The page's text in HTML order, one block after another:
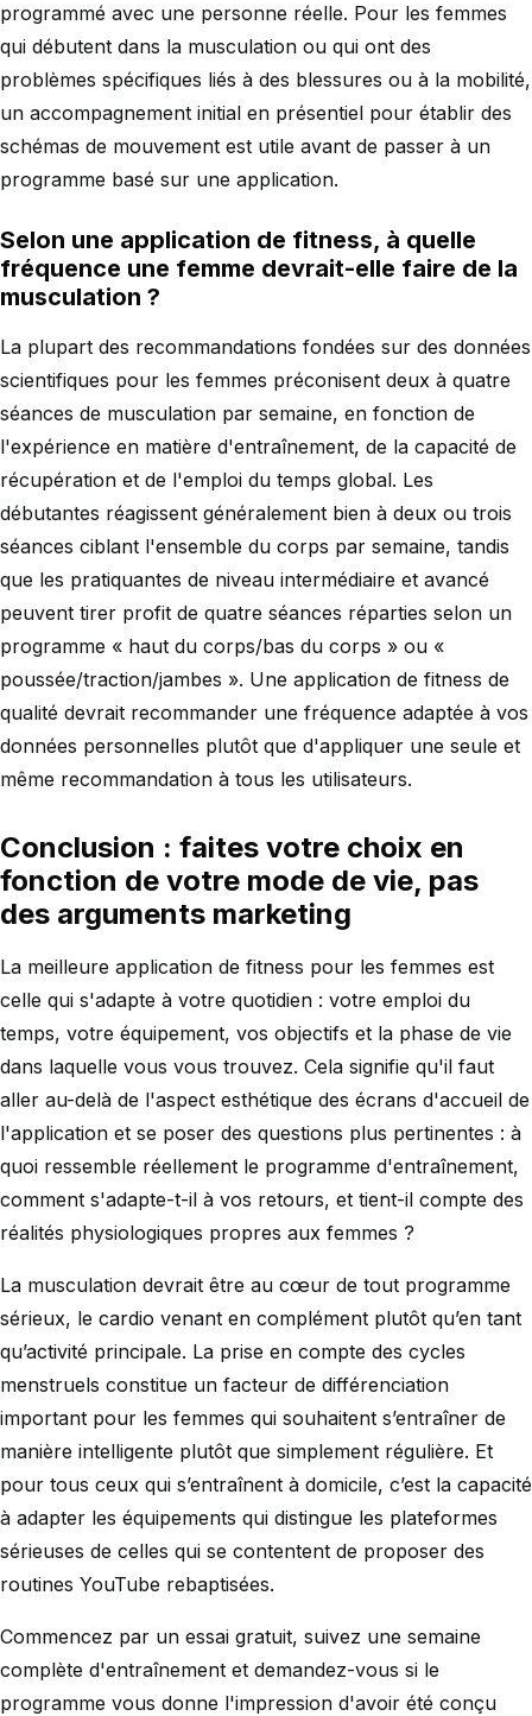
programmé avec une personne réelle. Pour les femmes
qui débutent dans la musculation ou qui ont des
problèmes spécifiques liés à des blessures ou à la mobilité,
un accompagnement initial en présentiel pour établir des
schémas de mouvement est utile avant de passer à un
programme basé sur une application.
Selon une application de fitness, à quelle
fréquence une femme devrait-elle faire de la
musculation ?
La plupart des recommandations fondées sur des données
scientifiques pour les femmes préconisent deux à quatre
séances de musculation par semaine, en fonction de
l'expérience en matière d'entraînement, de la capacité de
récupération et de l'emploi du temps global. Les
débutantes réagissent généralement bien à deux ou trois
séances ciblant l'ensemble du corps par semaine, tandis
que les pratiquantes de niveau intermédiaire et avancé
peuvent tirer profit de quatre séances réparties selon un
programme « haut du corps/bas du corps » ou «
poussée/traction/jambes ». Une application de fitness de
qualité devrait recommander une fréquence adaptée à vos
données personnelles plutôt que d'appliquer une seule et
même recommandation à tous les utilisateurs.
Conclusion : faites votre choix en
fonction de votre mode de vie, pas
des arguments marketing
La meilleure application de fitness pour les femmes est
celle qui s'adapte à votre quotidien : votre emploi du
temps, votre équipement, vos objectifs et la phase de vie
dans laquelle vous vous trouvez. Cela signifie qu'il faut
aller au-delà de l'aspect esthétique des écrans d'accueil de
l'application et se poser des questions plus pertinentes : à
quoi ressemble réellement le programme d'entraînement,
comment s'adapte-t-il à vos retours, et tient-il compte des
réalités physiologiques propres aux femmes ?
La musculation devrait être au cœur de tout programme
sérieux, le cardio venant en complément plutôt qu’en tant
qu’activité principale. La prise en compte des cycles
menstruels constitue un facteur de différenciation
important pour les femmes qui souhaitent s’entraîner de
manière intelligente plutôt que simplement régulière. Et
pour tous ceux qui s’entraînent à domicile, c’est la capacité
à adapter les équipements qui distingue les plateformes
sérieuses de celles qui se contentent de proposer des
routines YouTube rebaptisées.
Commencez par un essai gratuit, suivez une semaine
complète d'entraînement et demandez-vous si le
programme vous donne l'impression d'avoir été conçu